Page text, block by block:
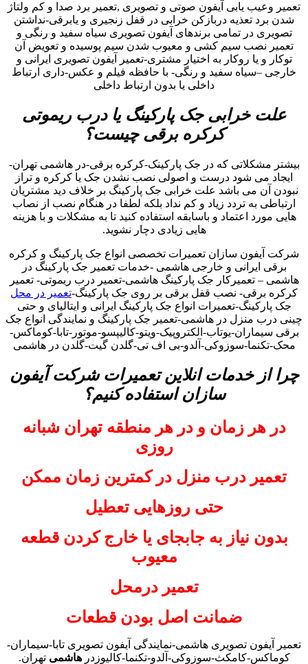
تعمیر وعیب یابی آیفون صوتی و تصویری ,تعمیر برد صدا و کم ولتاژ
شدن برد تعذیه دربازکن خرابی در قفل زنجیری و یابرقی-نداشتن
تصویری در تمامی برندهای آیفون تصویری سیاه سفید و رنگی و
تعمیر نصب سیم کشی و معیوب شدن سیم پوسیده و تعویض آن
توکار و یا روکار به اختیار مشتری-تعمیر آیفون تصویری ایرانی و
خارجی –سیاه سفید و رنگی- با حافظه فیلم و عکس-داری ارتباط
داخلی یا بدون ارتباط داخلی
علت خرابی جک پارکینگ یا درب ریموتی
کرکره برقی چیست؟
بیشتر مشکلاتی که در جک پارکینک-کرکره برقی-در هاشمی تهران-
ایجاد می شود درست و اصولی نصب نشدن جک یا کرکره و تراز
نبودن آن می باشد علت خرابی جک پارکینگ بر خلاف دید مشتریان
ارتباطی به تردد زیاد و کم نداد بلکه لطفا در هنگام نصب از نصاب
هایی مورد اعتماد و باسابقه استفاده کنید تا به مشکلات و با هزینه
هایی زیادی دچار نشوید.
شرکت آیفون سازان تعمیرات تخصصی انواع جک پارکینگ و کرکره
برقی ایرانی و خارجی هاشمی -خدمات تعمیر جک پارکینگ در
هاشمی – تعمیرکار جک پارکینگ هاشمی-تعمیر درب ریموتی- تعمیر
کرکره برقی- نصب قفل برقی بر روی جک پارکینگ-تعمیر در محل
جک پارکینگ-تعمیرات انواع جک پارکینگ ایرانی و ایتالیای و حتی
چینی درب منزل در هاشمی-تعمیر جک پارکینگ و نمایندگی انواع جک
برقی سیماران-یوتاب-الکتروپیک-ویتو-کالیپسو-موتور-تابا-کوماکس-
محک-تکنما-سوزوکی-آلدو-بی اف تی-گلدن گیت-گلدن در هاشمی
چرا از خدمات انلاین تعمیرات شرکت آیفون
سازان استفاده کنیم؟
در هر زمان و در هر منطقه تهران شبانه
روزی
تعمیر درب منزل در کمترین زمان ممکن
حتی روزهایی تعطیل
بدون نیاز به جابجای یا خارج کردن قطعه
معیوب
تعمیر درمحل
ضمانت اصل بودن قطعات
تعمیر آیفون تصویری هاشمی-نمایندگی آیفون تصویری تابا-سیماران-
کوماکس-کامکث-سوزوکی-آلدو-تکنما-کالیوزدرهاشمی تهران.